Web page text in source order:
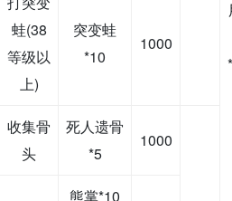
蛙(38
等级以
上)
突变蛙
*10
1000
收集骨
头
死人遗骨
*5
1000
熊掌*10